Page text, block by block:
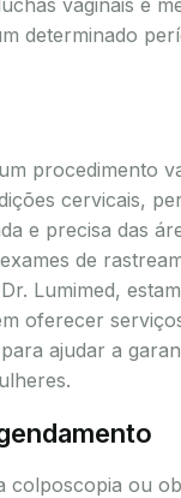
determinado
procedimento
cervicais,
e precisa das
de
Lumimed,
oferecer
ajudar a
colposcopia ou